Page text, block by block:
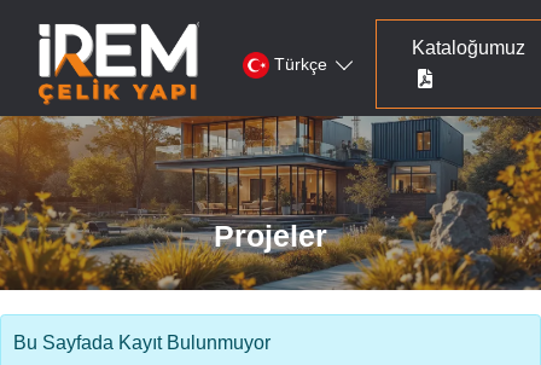
Türkçe
Kataloğumuz
Projeler
Bu Sayfada Kayıt Bulunmuyor